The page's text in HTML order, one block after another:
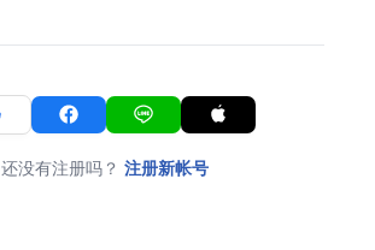
还没有注册吗？ 注册新帐号